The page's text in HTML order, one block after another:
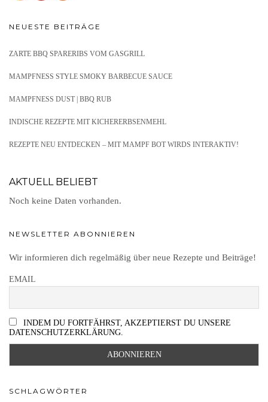
NEUESTE BEITRÄGE
ZARTE BBQ SPARERIBS VOM GASGRILL
MAMPFNESS STYLE SMOKY BARBECUE SAUCE
MAMPFNESS DUST | BBQ RUB
INDISCHE REZEPTE MIT KICHERERBSENMEHL
REZEPTE NEU ENTDECKEN – MIT MAMPF BOT WIRDS INTERAKTIV!
AKTUELL BELIEBT
Noch keine Daten vorhanden.
NEWSLETTER ABONNIEREN
Wir informieren dich regelmäßig über neue Rezepte und Beiträge!
EMAIL
INDEM DU FORTFÄHRST, AKZEPTIERST DU UNSERE
DATENSCHUTZERKLÄRUNG.
SCHLAGWÖRTER